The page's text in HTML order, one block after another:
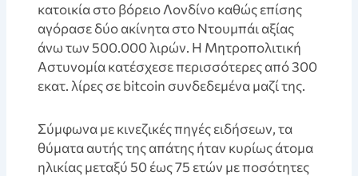
κατοικία στο βόρειο Λονδίνο καθώς επίσης
αγόρασε δύο ακίνητα στο Ντουμπάι αξίας
άνω των 500.000 λιρών. Η Μητροπολιτική
Αστυνομία κατέσχεσε περισσότερες από 300
εκατ. λίρες σε bitcoin συνδεδεμένα μαζί της.
Σύμφωνα με κινεζικές πηγές ειδήσεων, τα
θύματα αυτής της απάτης ήταν κυρίως άτομα
ηλικίας μεταξύ 50 έως 75 ετών με ποσότητες